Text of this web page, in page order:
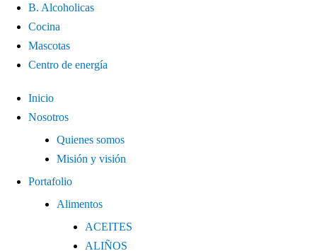
B. Alcoholicas
Cocina
Mascotas
Centro de energía
Inicio
Nosotros
Quienes somos
Misión y visión
Portafolio
Alimentos
ACEITES
ALIÑOS